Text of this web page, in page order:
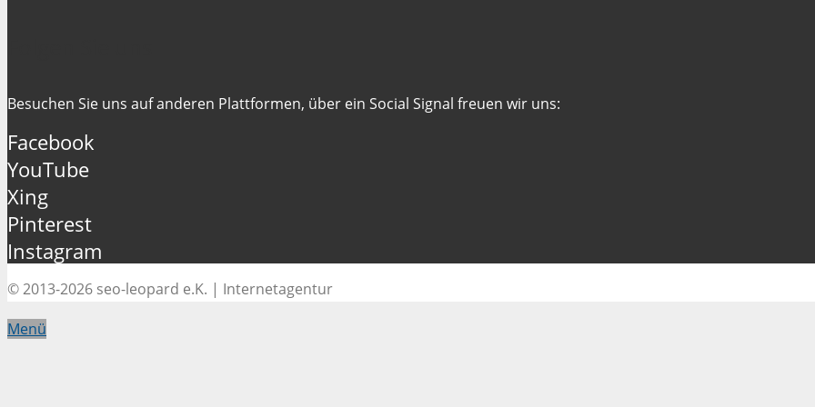
Besuchen Sie uns auf anderen Plattformen, über ein Social Signal freuen wir uns:
Facebook
YouTube
Xing
Pinterest
Instagram
© 2013-2026 seo-leopard e.K. | Internetagentur
Menü